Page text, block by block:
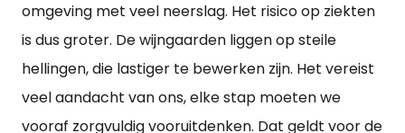
omgeving met veel neerslag. Het risico op ziekten
is dus groter. De wijngaarden liggen op steile
hellingen, die lastiger te bewerken zijn. Het vereist
veel aandacht van ons, elke stap moeten we
vooraf zorgvuldig vooruitdenken. Dat geldt voor de